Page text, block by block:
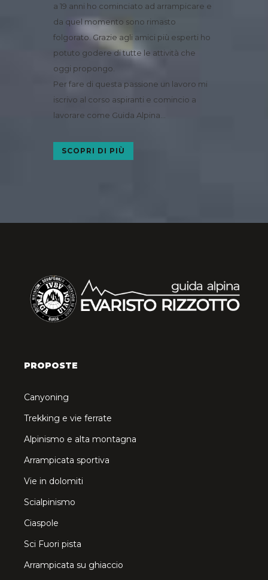
a 19 anni ho cominciato ad arrampicare e
da quel momento sono rimasto
folgorato. Grazie agli amici più esperti ho
potuto godere di tutte le attività che
oggi propongo.
Per fare di questa passione un lavoro mi
iscrivo al corso aspiranti e comincio a
lavorare come Guida Alpina…
SCOPRI DI PIÙ
PROPOSTE
Canyoning
Trekking e vie ferrate
Alpinismo e alta montagna
Arrampicata sportiva
Vie in dolomiti
Scialpinismo
Ciaspole
Sci Fuori pista
Arrampicata su ghiaccio